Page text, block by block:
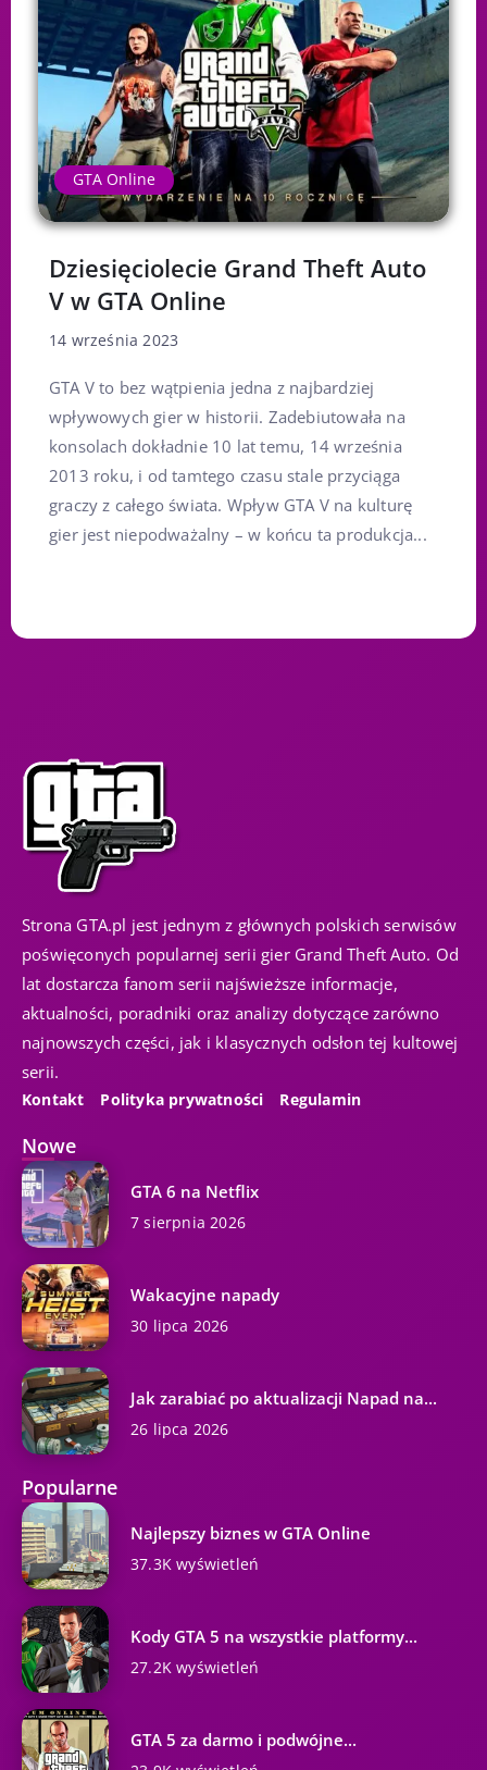
GTA Online
Dziesięciolecie Grand Theft Auto
V w GTA Online
14 września 2023
GTA V to bez wątpienia jedna z najbardziej
wpływowych gier w historii. Zadebiutowała na
konsolach dokładnie 10 lat temu, 14 września
2013 roku, i od tamtego czasu stale przyciąga
graczy z całego świata. Wpływ GTA V na kulturę
gier jest niepodważalny – w końcu ta produkcja...
Strona GTA.pl jest jednym z głównych polskich serwisów
poświęconych popularnej serii gier Grand Theft Auto. Od
lat dostarcza fanom serii najświeższe informacje,
aktualności, poradniki oraz analizy dotyczące zarówno
najnowszych części, jak i klasycznych odsłon tej kultowej
serii.
Kontakt Polityka prywatności Regulamin
Nowe
GTA 6 na Netflix
7 sierpnia 2026
Wakacyjne napady
30 lipca 2026
Jak zarabiać po aktualizacji Napad na...
26 lipca 2026
Popularne
Najlepszy biznes w GTA Online
37.3K wyświetleń
Kody GTA 5 na wszystkie platformy...
27.2K wyświetleń
GTA 5 za darmo i podwójne...